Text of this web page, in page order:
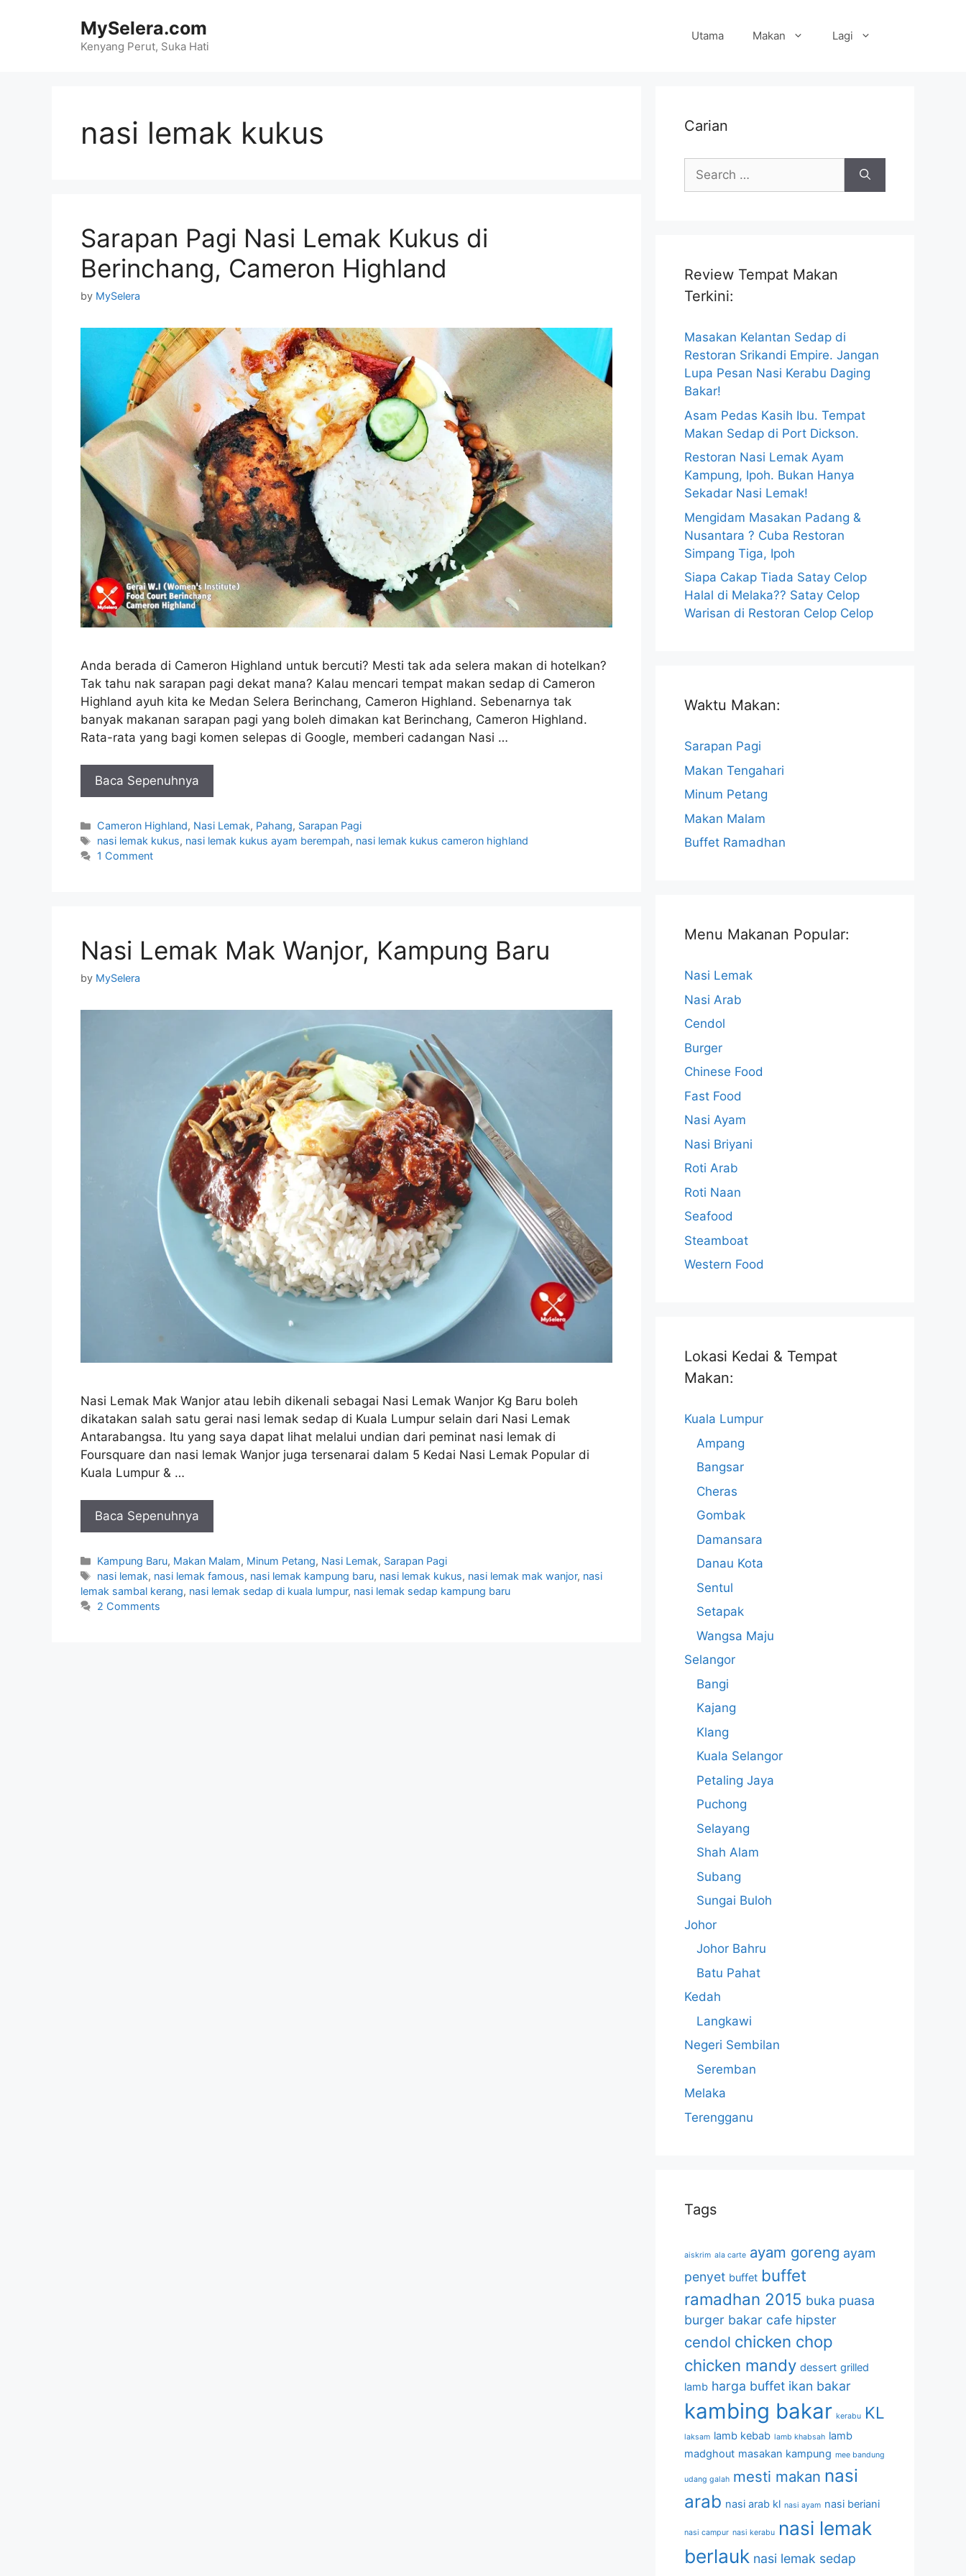
MySelera.com
Kenyang Perut, Suka Hati
Utama Makan Lagi
nasi lemak kukus
Sarapan Pagi Nasi Lemak Kukus di
Berinchang, Cameron Highland
by MySelera
Anda berada di Cameron Highland untuk bercuti? Mesti tak ada selera makan di hotelkan?
Tak tahu nak sarapan pagi dekat mana? Kalau mencari tempat makan sedap di Cameron
Highland ayuh kita ke Medan Selera Berinchang, Cameron Highland. Sebenarnya tak
banyak makanan sarapan pagi yang boleh dimakan kat Berinchang, Cameron Highland.
Rata-rata yang bagi komen selepas di Google, memberi cadangan Nasi …
Baca Sepenuhnya
Categories
Cameron Highland, Nasi Lemak, Pahang, Sarapan Pagi
Tags
nasi lemak kukus, nasi lemak kukus ayam berempah, nasi lemak kukus cameron highland
1 Comment
Nasi Lemak Mak Wanjor, Kampung Baru
by MySelera
Nasi Lemak Mak Wanjor atau lebih dikenali sebagai Nasi Lemak Wanjor Kg Baru boleh
dikatakan salah satu gerai nasi lemak sedap di Kuala Lumpur selain dari Nasi Lemak
Antarabangsa. Itu yang saya dapat lihat melalui undian dari peminat nasi lemak di
Foursquare dan nasi lemak Wanjor juga tersenarai dalam 5 Kedai Nasi Lemak Popular di
Kuala Lumpur & …
Baca Sepenuhnya
Categories
Kampung Baru, Makan Malam, Minum Petang, Nasi Lemak, Sarapan Pagi
Tags
nasi lemak, nasi lemak famous, nasi lemak kampung baru, nasi lemak kukus, nasi lemak mak wanjor, nasi
lemak sambal kerang, nasi lemak sedap di kuala lumpur, nasi lemak sedap kampung baru
2 Comments
Carian
Search
for:
Review Tempat Makan
Terkini:
Masakan Kelantan Sedap di
Restoran Srikandi Empire. Jangan
Lupa Pesan Nasi Kerabu Daging
Bakar!
Asam Pedas Kasih Ibu. Tempat
Makan Sedap di Port Dickson.
Restoran Nasi Lemak Ayam
Kampung, Ipoh. Bukan Hanya
Sekadar Nasi Lemak!
Mengidam Masakan Padang &
Nusantara ? Cuba Restoran
Simpang Tiga, Ipoh
Siapa Cakap Tiada Satay Celop
Halal di Melaka?? Satay Celop
Warisan di Restoran Celop Celop
Waktu Makan:
Sarapan Pagi
Makan Tengahari
Minum Petang
Makan Malam
Buffet Ramadhan
Menu Makanan Popular:
Nasi Lemak
Nasi Arab
Cendol
Burger
Chinese Food
Fast Food
Nasi Ayam
Nasi Briyani
Roti Arab
Roti Naan
Seafood
Steamboat
Western Food
Lokasi Kedai & Tempat
Makan:
Kuala Lumpur
Ampang
Bangsar
Cheras
Gombak
Damansara
Danau Kota
Sentul
Setapak
Wangsa Maju
Selangor
Bangi
Kajang
Klang
Kuala Selangor
Petaling Jaya
Puchong
Selayang
Shah Alam
Subang
Sungai Buloh
Johor
Johor Bahru
Batu Pahat
Kedah
Langkawi
Negeri Sembilan
Seremban
Melaka
Terengganu
Tags
aiskrim ala carte ayam goreng ayam
penyet buffet buffet
ramadhan 2015 buka puasa
burger bakar cafe hipster
cendol chicken chop
chicken mandy dessert grilled
lamb harga buffet ikan bakar
kambing bakar kerabu KL
laksam lamb kebab lamb khabsah lamb
madghout masakan kampung mee bandung
udang galah mesti makan nasi
arab nasi arab kl nasi ayam nasi beriani
nasi campur nasi kerabu nasi lemak
berlauk nasi lemak sedap